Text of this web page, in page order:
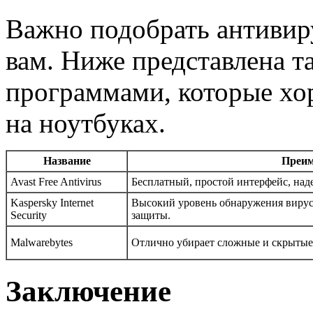
Важно подобрать
вам. Ниже представлена
программами, которые
на ноутбуках.
Название
Avast Free Antivirus
Бесплатный, простой интерфейс,
Kaspersky Internet
Security
Высокий уровень обнаружения
защиты.
Malwarebytes Отлично убирает сложные и скрытые
Заключение